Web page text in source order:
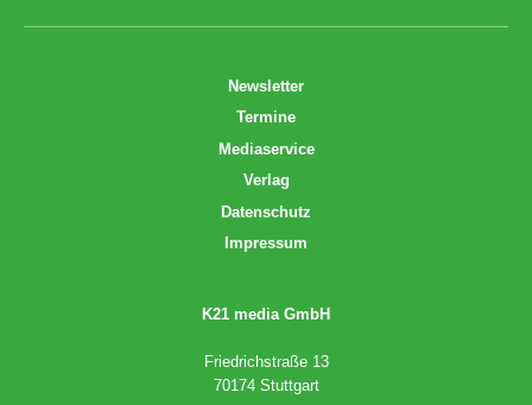
Newsletter
Termine
Mediaservice
Verlag
Datenschutz
Impressum
K21 media GmbH
Friedrichstraße 13
70174 Stuttgart